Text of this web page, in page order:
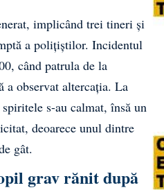
implicând trei tineri și
a polițiștilor. Incidentul
când patrula de la
a observat altercația. La
s-au calmat, însă un
deoarece unul dintre
gât.
grav rănit după